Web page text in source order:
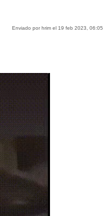
Enviado por hrim el 19 feb 2023, 06:05